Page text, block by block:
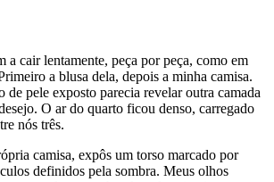
a cair lentamente, peça por peça, como em
a blusa dela, depois a minha camisa.
de pele exposto parecia revelar outra camada
O ar do quarto ficou denso, carregado
nós três.
camisa, expôs um torso marcado por
definidos pela sombra. Meus olhos